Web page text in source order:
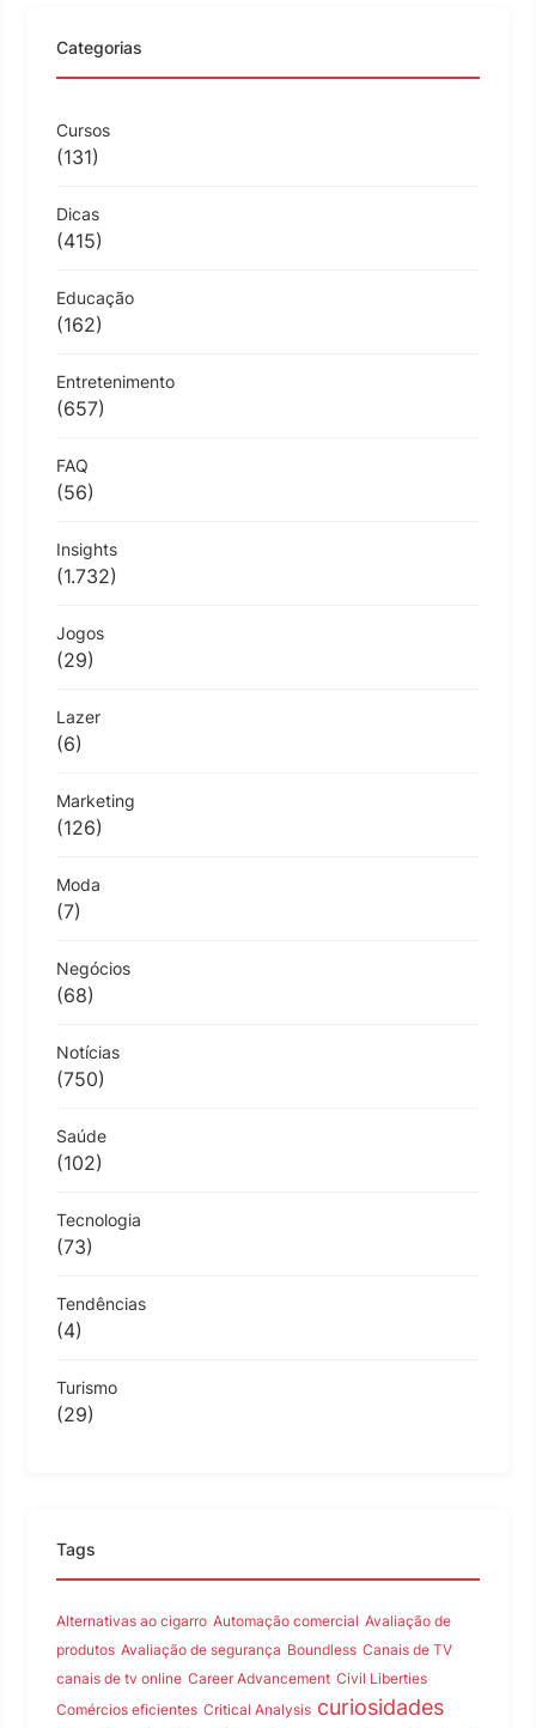
Categorias
Cursos
(131)
Dicas
(415)
Educação
(162)
Entretenimento
(657)
FAQ
(56)
Insights
(1.732)
Jogos
(29)
Lazer
(6)
Marketing
(126)
Moda
(7)
Negócios
(68)
Notícias
(750)
Saúde
(102)
Tecnologia
(73)
Tendências
(4)
Turismo
(29)
Tags
Alternativas ao cigarro Automação comercial Avaliação de
produtos Avaliação de segurança Boundless Canais de TV
canais de tv online Career Advancement Civil Liberties
Comércios eficientes Critical Analysis curiosidades